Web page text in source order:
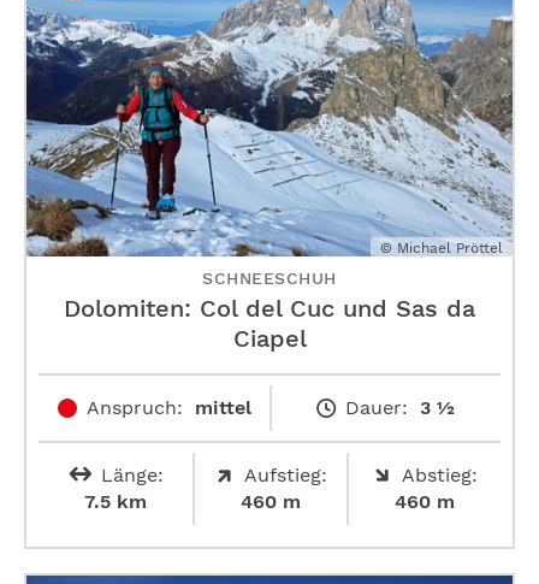
© Michael Pröttel
SCHNEESCHUH
Dolomiten: Col del Cuc und Sas da
Ciapel
Anspruch: mittel Dauer: 3 ½
Länge:
7.5 km
Aufstieg:
460 m
Abstieg:
460 m